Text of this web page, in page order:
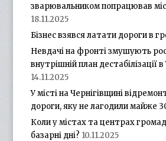
зварювальником попрацював
18.11.2025
Бізнес взявся латати дороги в
Невдачі на фронті змушують
внутрішній план дестабілізації в
14.11.2025
У місті на Чернігівщині
дороги, яку не лагодили майже
Коли у містах та центрах
базарні дні? 10.11.2025